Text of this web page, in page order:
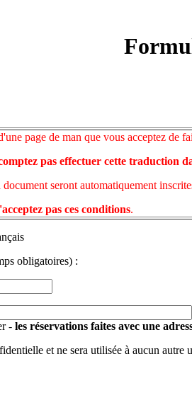
page de man que vous acceptez de
pas effectuer cette traduction
seront automatiquement
pas ces conditions.
obligatoires) :
- les réservations faites avec une
et ne sera utilisée à aucun autre